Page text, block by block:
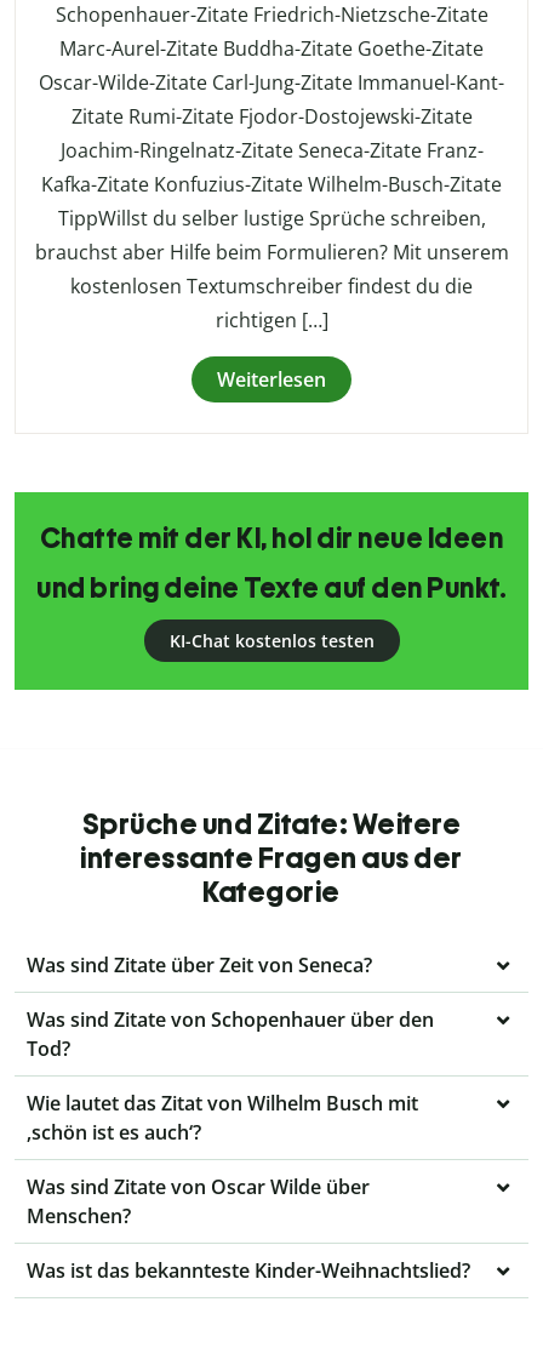
Schopenhauer-Zitate Friedrich-Nietzsche-Zitate
Marc-Aurel-Zitate Buddha-Zitate Goethe-Zitate
Oscar-Wilde-Zitate Carl-Jung-Zitate Immanuel-Kant-
Zitate Rumi-Zitate Fjodor-Dostojewski-Zitate
Joachim-Ringelnatz-Zitate Seneca-Zitate Franz-
Kafka-Zitate Konfuzius-Zitate Wilhelm-Busch-Zitate
TippWillst du selber lustige Sprüche schreiben,
brauchst aber Hilfe beim Formulieren? Mit unserem
kostenlosen Textumschreiber findest du die
richtigen […]
Weiterlesen
Chatte mit der KI, hol dir neue Ideen
und bring deine Texte auf den Punkt.
KI-Chat kostenlos testen
Sprüche und Zitate: Weitere
interessante Fragen aus der
Kategorie
Was sind Zitate über Zeit von Seneca?
Was sind Zitate von Schopenhauer über den
Tod?
Wie lautet das Zitat von Wilhelm Busch mit
‚schön ist es auch‘?
Was sind Zitate von Oscar Wilde über
Menschen?
Was ist das bekannteste Kinder-Weihnachtslied?